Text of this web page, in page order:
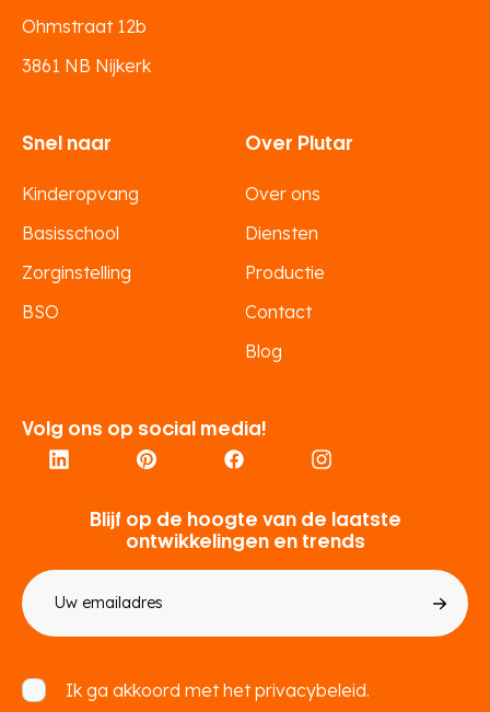
Volg ons op social media!
Ohmstraat 12b
3861 NB Nijkerk
Snel naar
Kinderopvang
Basisschool
Zorginstelling
BSO
Over Plutar
Over ons
Diensten
Productie
Contact
Blog
Blijf op de hoogte van de laatste
ontwikkelingen en trends
mailadres
Ik ga akkoord met hetprivacybeleid.